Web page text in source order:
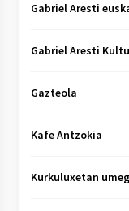
Gabriel Aresti
Gabriel Aresti
Gazteola
Kafe Antzokia
Kurkuluxetan